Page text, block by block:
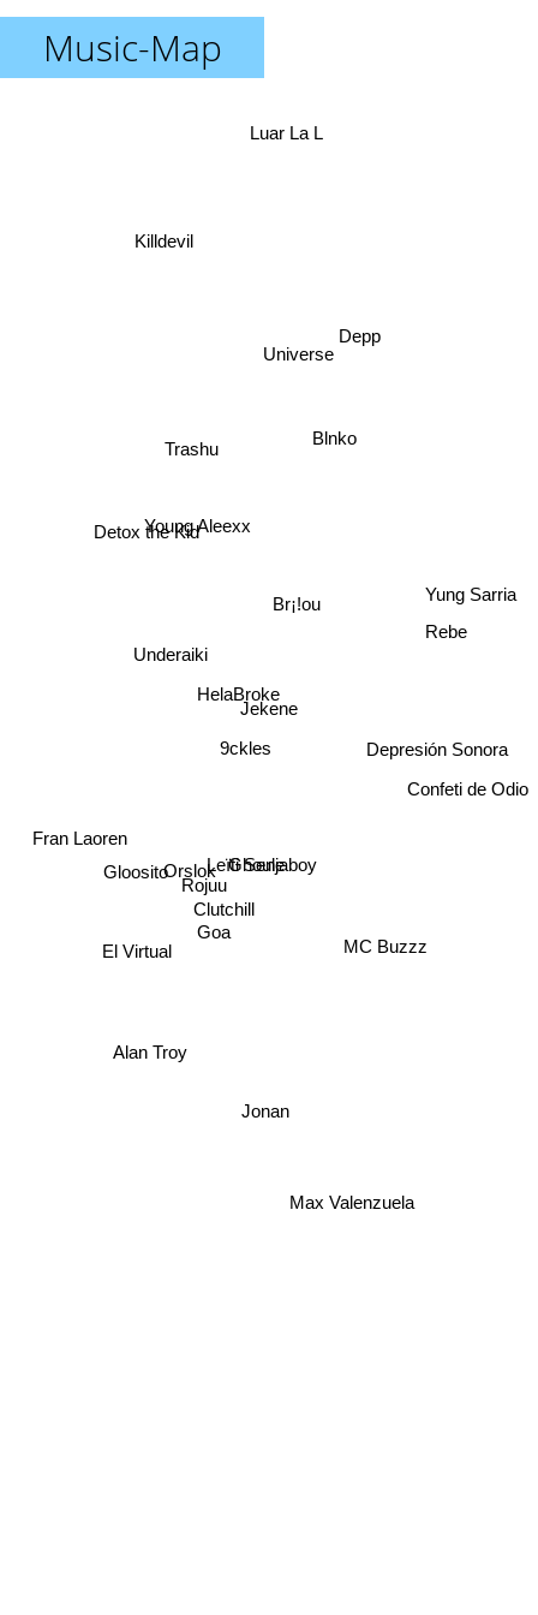
Music-Map
Jekene
Br¡!ou
9ckles
HelaBroke
Ghouljaboy
Leïti Sene
Goa
Blnko
Young Aleexx
Rojuu
Universe
Orslok
Underaiki
Clutchill
Jonan
Rebe
Gloosito
Detox the Kid
Alan Troy
MC Buzzz
Max Valenzuela
Luar La L
Trashu
Killdevil
El Virtual
Confeti de Odio
Yung Sarria